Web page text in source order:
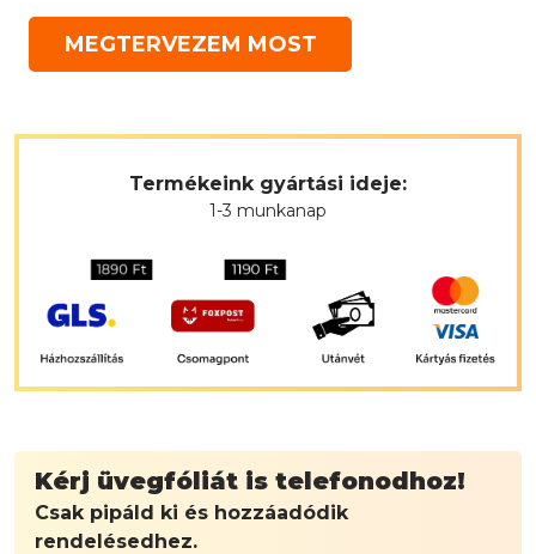
price
was:
price
is:
MEGTERVEZEM MOST
Termékeink gyártási ideje:
1-3 munkanap
Kérj üvegfóliát is telefonodhoz!
Csak pipáld ki és hozzáadódik
rendelésedhez.